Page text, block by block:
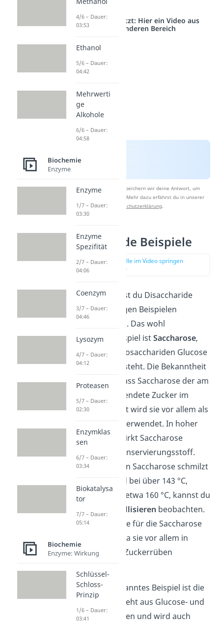
Studyflix vernetzt: Hier ein Video aus
einem anderen Bereich
Nach Beantwortung speichern wir deine Antwort, um
Studyflix zu verbessern. Mehr dazu erfährst du in unserer
Datenschutzerklärung.
Disaccharide Beispiele
zur Stelle im Video springen
(00:51)
Am besten kannst du Disaccharide
anhand von einigen Beispielen
verstehen lernen. Das wohl
bekannteste Beispiel istSaccharose,
die aus den Monosacchariden Glucose
und Fructose besteht. Die Bekanntheit
kommt daher, dass Saccharose der am
häufigsten verwendete Zucker im
Haushalt ist. Dort wird sie vor allem als
verwendet. In hoher
Konzentration wirkt Saccharose
außerdem als Konservierungsstoff.
Beim Erhitzen von Saccharose schmilzt
sie ab 135 °C und bei über 143 °C,
idealerweise bei etwa 160 °C, kannst du
sie beim
Karamellisieren beobachten.
Ein anderer Name für die Saccharose
, da sie vor allem in
Zuckerrohr und Zuckerrüben
Ein weiteres bekanntes Beispiel ist die
Lactose
. Sie besteht aus Glucose- und
Galactoseeinheiten und wird auch
4/6 – Dauer:
03:53
Ethanol
5/6 – Dauer:
04:42
Mehrwerti
ge
Alkohole
6/6 – Dauer:
04:58
Biochemie
Enzyme
Enzyme
1/7 – Dauer:
03:30
Enzyme
Spezifität
2/7 – Dauer:
04:06
Coenzym
3/7 – Dauer:
04:46
Lysozym
4/7 – Dauer:
04:12
Proteasen
5/7 – Dauer:
02:30
Enzymklas
sen
6/7 – Dauer:
03:34
Biokatalysa
tor
7/7 – Dauer:
05:14
Biochemie
Enzyme: Wirkung
Schlüssel-
Schloss-
Prinzip
1/6 – Dauer:
03:41